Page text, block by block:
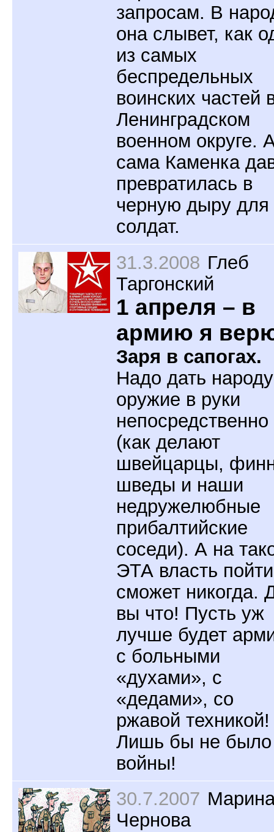
запросам. В
она слывет, как
из самых
беспредельных
воинских частей
Ленинградском
военном округе.
сама Каменка
превратилась в
черную дыру для
солдат.
31.3.2008 Глеб
Таргонский
1 апреля – в
армию я
Заря в сапогах.
Надо дать народу
оружие в руки
непосредственно
(как делают
швейцарцы,
шведы и наши
недружелюбные
прибалтийские
соседи). А на
ЭТА власть
сможет никогда.
вы что! Пусть уж
лучше будет
с больными
«духами», с
«дедами», со
ржавой техникой!
Лишь бы не было
войны!
30.7.2007
Чернова